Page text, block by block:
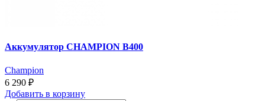
Аккумулятор CHAMPION B400
Champion
6 290 ₽
Добавить в корзину